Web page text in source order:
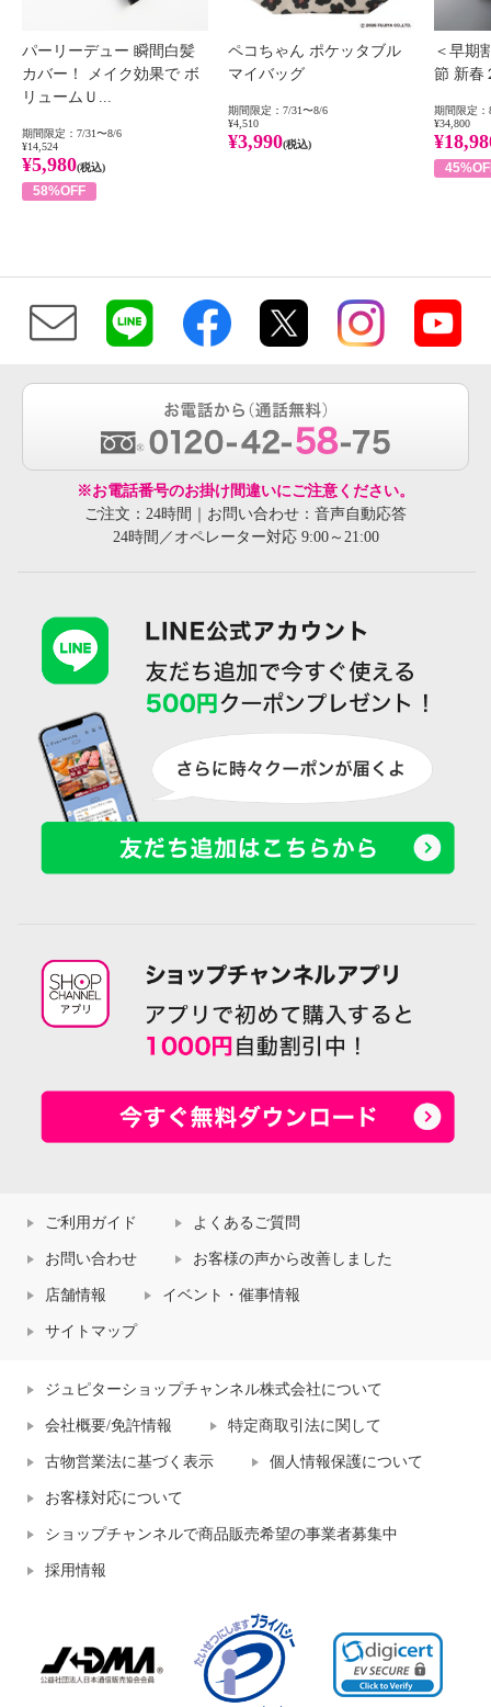
パーリーデュー 瞬間白髪
カバー！ メイク効果で ボ
リュームＵ...
期間限定：7/31〜8/6
¥14,524
¥5,980(税込)
58%OFF
ペコちゃん ポケッタブル
マイバッグ
期間限定：7/31〜8/6
¥4,510
¥3,990(税込)
＜早期
節 新春
期間限定：
¥34,800
※お電話番号のお掛け間違いにご注意ください。
ご注文：24時間｜お問い合わせ：音声自動応答
24時間／オペレーター対応 9:00～21:00
ご利用ガイド よくあるご質問
お問い合わせ お客様の声から改善しました
店舗情報 イベント・催事情報
サイトマップ
ジュピターショップチャンネル株式会社について
会社概要/免許情報 特定商取引法に関して
古物営業法に基づく表示 個人情報保護について
お客様対応について
ショップチャンネルで商品販売希望の事業者募集中
採用情報